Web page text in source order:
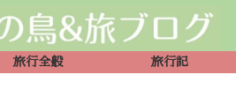
旅行全般 旅行記